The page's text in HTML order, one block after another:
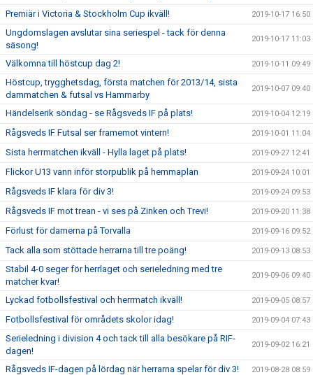
Premiär i Victoria & Stockholm Cup ikväll! 2019-10-17 16:50
Ungdomslagen avslutar sina seriespel - tack för denna
säsong!
2019-10-17 11:03
Välkomna till höstcup dag 2! 2019-10-11 09:49
Höstcup, trygghetsdag, första matchen för 2013/14, sista
dammatchen & futsal vs Hammarby
2019-10-07 09:40
Händelserik söndag - se Rågsveds IF på plats! 2019-10-04 12:19
Rågsveds IF Futsal ser framemot vintern! 2019-10-01 11:04
Sista herrmatchen ikväll - Hylla laget på plats! 2019-09-27 12:41
Flickor U13 vann inför storpublik på hemmaplan 2019-09-24 10:01
Rågsveds IF klara för div 3! 2019-09-24 09:53
Rågsveds IF mot trean - vi ses på Zinken och Trevi! 2019-09-20 11:38
Förlust för damerna på Torvalla 2019-09-16 09:52
Tack alla som stöttade herrarna till tre poäng! 2019-09-13 08:53
Stabil 4-0 seger för herrlaget och serieledning med tre
matcher kvar!
2019-09-06 09:40
Lyckad fotbollsfestival och herrmatch ikväll! 2019-09-05 08:57
Fotbollsfestival för områdets skolor idag! 2019-09-04 07:43
Serieledning i division 4 och tack till alla besökare på RIF-
dagen!
2019-09-02 16:21
Rågsveds IF-dagen på lördag när herrarna spelar för div 3! 2019-08-28 08:59